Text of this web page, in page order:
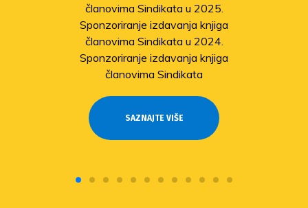
članovima Sindikata u 2025.
Sponzoriranje izdavanja knjiga
članovima Sindikata u 2024.
Sponzoriranje izdavanja knjiga
članovima Sindikata
SAZNAJTE VIŠE